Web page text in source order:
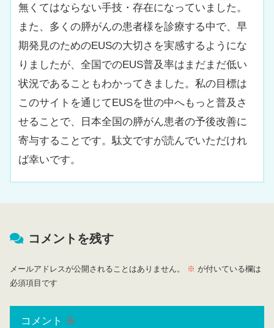
無くてはならない手技・存在になっていました。
また、多くの膵がんの患者様を診療する中で、早
期発見のためのEUSの大切さを実感するようにな
りましたが、全国でのEUS普及率はまだまだ低い
状況であることもわかってきました。私の目標は
このサイトを通じてEUSを世の中へもっと普及さ
せることで、日本全国の膵がん患者の予後改善に
寄与することです。駄文ですが読んでいただけれ
ば幸いです。
コメントを残す
メールアドレスが公開されることはありません。 ※ が付いている欄は
必須項目です
コメント ※